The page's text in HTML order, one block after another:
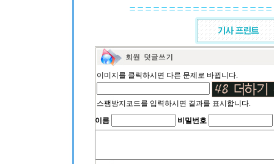
이미지를 클릭하시면 다른 문제로 바뀝니다.
스팸방지코드를 입력하시면 결과를 표시합니다.
이름
비밀번호